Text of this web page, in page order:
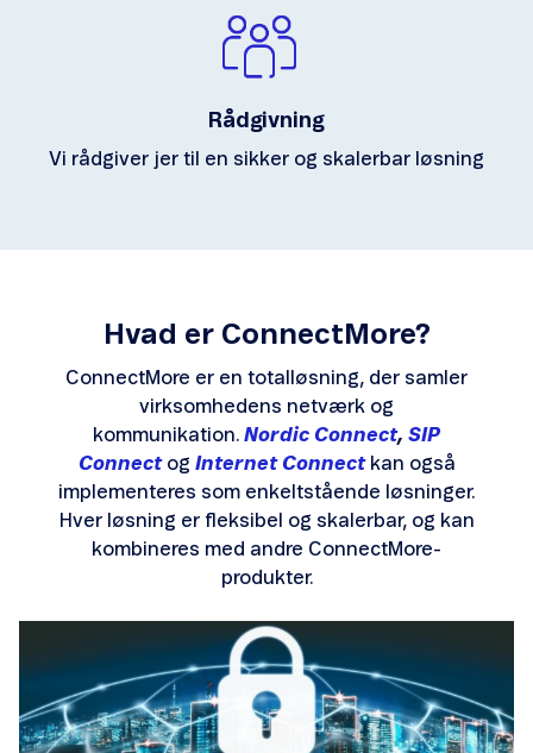
Rådgivning
Vi rådgiver jer til en sikker og skalerbar løsning
Hvad er ConnectMore?
ConnectMore er en totalløsning, der samler
virksomhedens netværk og
kommunikation. Nordic Connect, SIP
Connect og Internet Connect kan også
implementeres som enkeltstående løsninger.
Hver løsning er fleksibel og skalerbar, og kan
kombineres med andre ConnectMore-
produkter.